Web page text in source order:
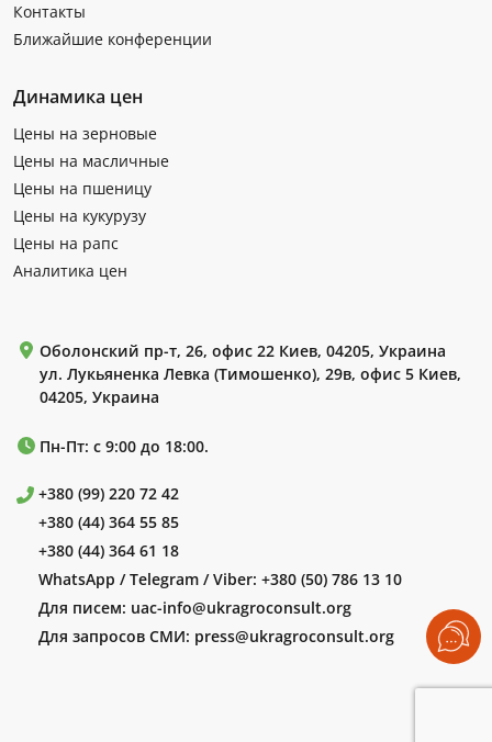
Контакты
Ближайшие конференции
Динамика цен
Цены на зерновые
Цены на масличные
Цены на пшеницу
Цены на кукурузу
Цены на рапс
Аналитика цен
Оболонский пр-т, 26, офис 22 Киев, 04205, Украина
ул. Лукьяненка Левка (Тимошенко), 29в, офис 5 Киев,
04205, Украина
Пн-Пт: с 9:00 до 18:00.
+380 (99) 220 72 42
+380 (44) 364 55 85
+380 (44) 364 61 18
WhatsApp / Telegram / Viber: +380 (50) 786 13 10
Для писем: uac-info@ukragroconsult.org
Для запросов СМИ: press@ukragroconsult.org